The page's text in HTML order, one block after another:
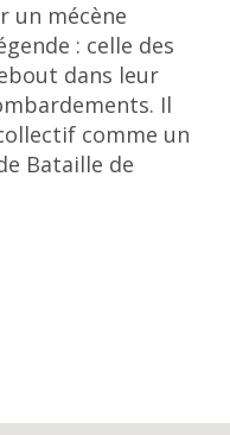
un mécène
: celle des
dans leur
Il
comme un
Bataille de